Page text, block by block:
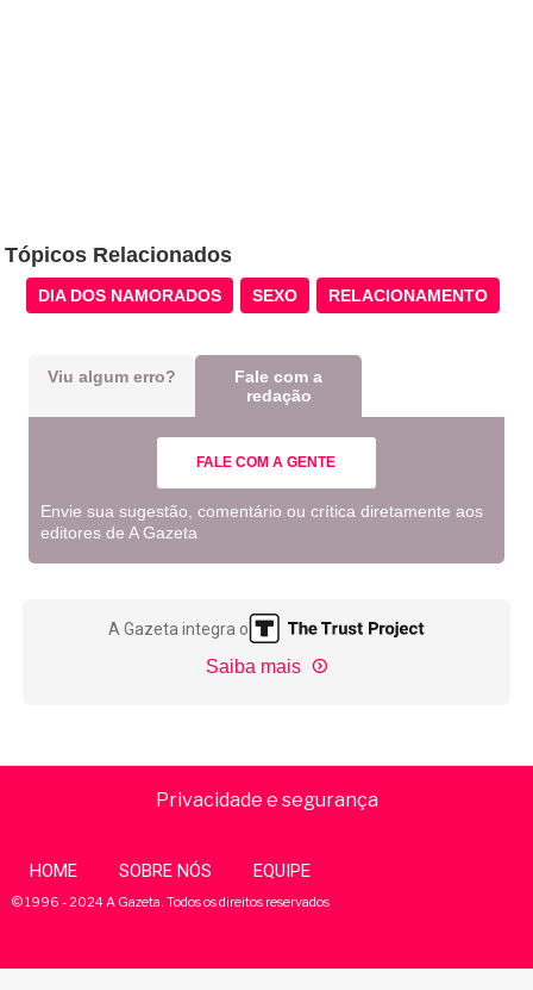
Tópicos Relacionados
DIA DOS NAMORADOS SEXO RELACIONAMENTO
Viu algum erro?
Fale com a
redação
FALE COM A GENTE
Envie sua sugestão, comentário ou crítica diretamente aos
editores de A Gazeta
A Gazeta integra o
Saiba mais
Privacidade e segurança
HOME SOBRE NÓS EQUIPE
© 1996 - 2024 A Gazeta. Todos os direitos reservados